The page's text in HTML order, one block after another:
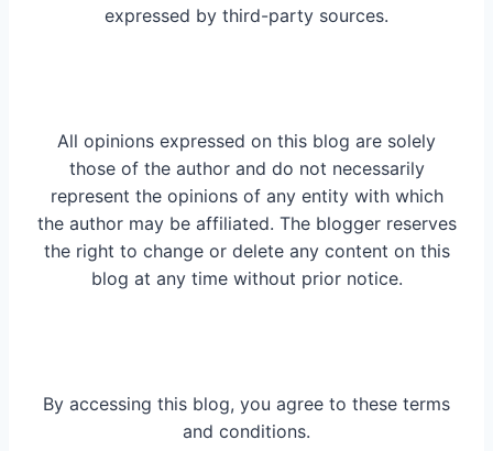
expressed by third-party sources.
All opinions expressed on this blog are solely
those of the author and do not necessarily
represent the opinions of any entity with which
the author may be affiliated. The blogger reserves
the right to change or delete any content on this
blog at any time without prior notice.
By accessing this blog, you agree to these terms
and conditions.